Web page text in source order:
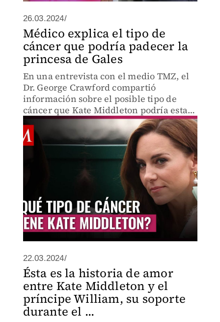
26.03.2024/
Médico explica el tipo de
cáncer que podría padecer la
princesa de Gales
En una entrevista con el medio TMZ, el
Dr. George Crawford compartió
información sobre el posible tipo de
cáncer que Kate Middleton podría estar
enfrentando.
22.03.2024/
Ésta es la historia de amor
entre Kate Middleton y el
príncipe William, su soporte
durante el ...